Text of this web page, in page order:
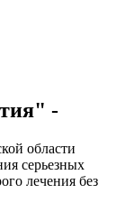
-
области
серьезных
лечения без